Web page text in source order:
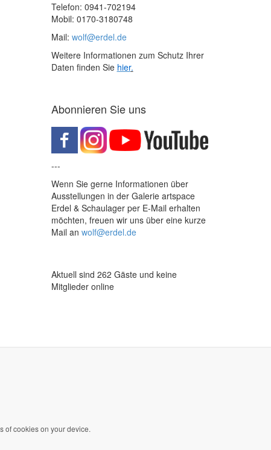
Telefon: 0941-702194
Mobil: 0170-3180748
Mail: wolf@erdel.de
Weitere Informationen zum Schutz Ihrer
Daten finden Sie hier.
Abonnieren Sie uns
---
Wenn Sie gerne Informationen über
Ausstellungen in der Galerie artspace
Erdel & Schaulager per E-Mail erhalten
möchten, freuen wir uns über eine kurze
Mail an wolf@erdel.de
Aktuell sind 262 Gäste und keine
Mitglieder online
of cookies on your device.